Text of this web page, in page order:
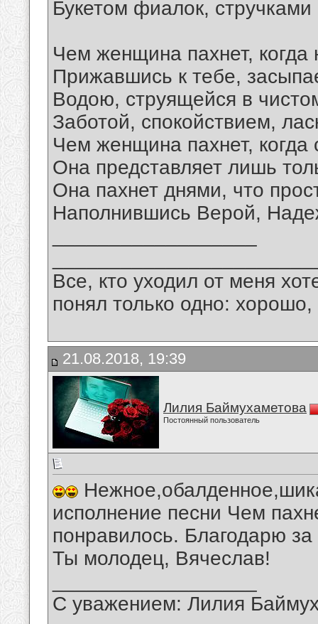
Букетом фиалок,
Чем женщина пахнет, когда
Прижавшись к тебе,
Водою, струящейся в
Заботой, спокойствием,
Чем женщина пахнет, когда
Она представляет лишь
Она пахнет днями, что
Наполнившись Верой,
Все, кто уходил от меня
понял только одно:
21.08.2018, 19:39
Лилия Баймухаметова
Постоянный пользователь
исполнение песни Чем
понравилось. Благодарю
Ты молодец, Вячеслав!
С уважением: Лилия